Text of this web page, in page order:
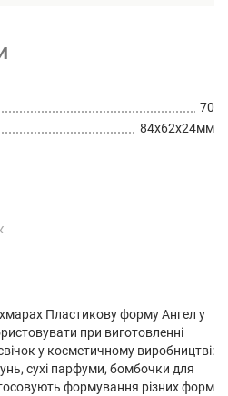
70
84х62х24мм
Пластикову форму Ангел у
при виготовленні
у косметичному виробництві:
сухі парфуми, бомбочки для
формування різних форм